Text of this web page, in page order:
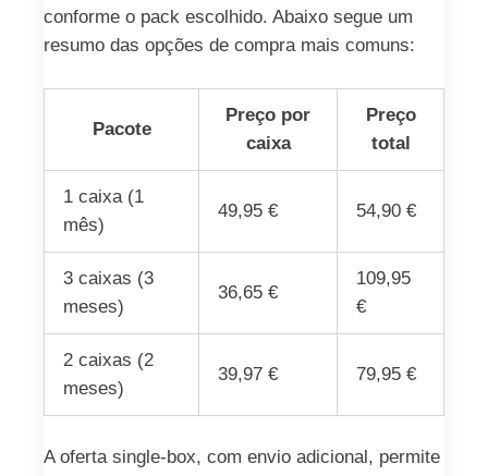
conforme o pack escolhido. Abaixo segue um
resumo das opções de compra mais comuns:
Pacote
Preço por
caixa
Preço
total
1 caixa (1
mês)
49,95 € 54,90 €
3 caixas (3
meses)
36,65 €
109,95
€
2 caixas (2
meses)
39,97 € 79,95 €
A oferta single-box, com envio adicional, permite